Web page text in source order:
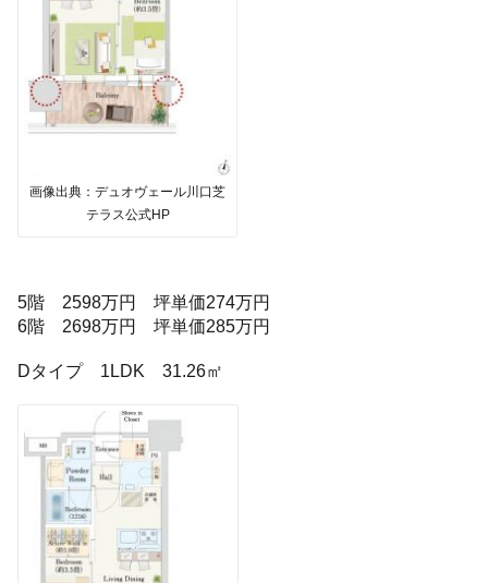
画像出典：デュオヴェール川口芝
テラス公式HP
5階 2598万円 坪単価274万円
6階 2698万円 坪単価285万円
Dタイプ 1LDK 31.26㎡